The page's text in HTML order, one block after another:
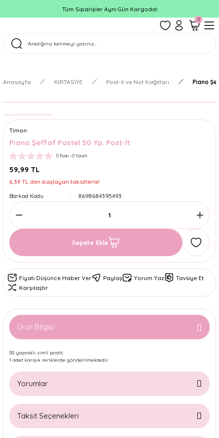
Tüm Siparişler Aynı Gün Kargoda!
0
Anasayfa KIRTASİYE Post-it ve Not Kağıtları Piano
Timon
Piano Şeffaf Pastel 50 Yp. Post-İt
0 Puan - 0 Yorum
59,99 TL
6,39 TL den başlayan taksitlerle!
Barkod Kodu
8698684395493
Sepete Ekle
Fiyatı Düşünce Haber Ver Paylaş Yorum Yaz
Tavsiye Et
Karşılaştır
Ürün Bilgisi
50 yapraklı simli postit.
1 adet karışık renklerde gönderilmektedir.
Yorumlar
Taksit Seçenekleri